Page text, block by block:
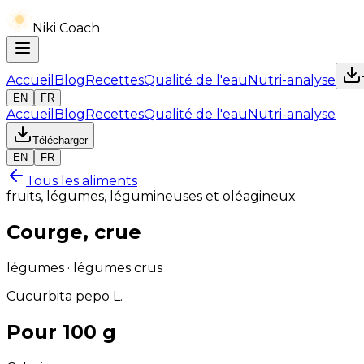
Niki Coach
Accueil BlogRecettesQualité de l'eauNutri-analyse
EN
FR
Accueil BlogRecettesQualité de l'eauNutri-analyse
Télécharger
EN
FR
Tous les aliments
fruits, légumes, légumineuses et oléagineux
Courge, crue
légumes · légumes crus
Cucurbita pepo L.
Pour 100 g